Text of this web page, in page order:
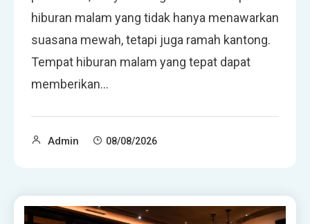
hiburan malam yang tidak hanya menawarkan
suasana mewah, tetapi juga ramah kantong.
Tempat hiburan malam yang tepat dapat
memberikan…
Admin 08/08/2026